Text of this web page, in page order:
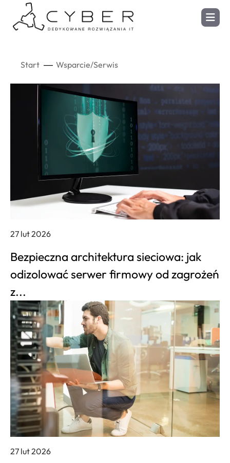
Start Wsparcie/Serwis
27 lut 2026
Bezpieczna architektura sieciowa: jak
odizolować serwer firmowy od zagrożeń
z...
27 lut 2026